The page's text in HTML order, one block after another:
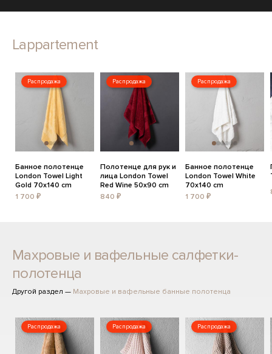
Lappartement
Распродажа
Банное полотенце
London Towel Light
Gold 70x140 cm
1 700 ₽
Распродажа
Полотенце для рук и
лица London Towel
Red Wine 50x90 cm
840 ₽
Распродажа
Банное полотенце
London Towel White
70x140 cm
1 700 ₽
Махровые и вафельные салфетки-
полотенца
Другой раздел — Махровые и вафельные банные полотенца
Распродажа Распродажа Распродажа